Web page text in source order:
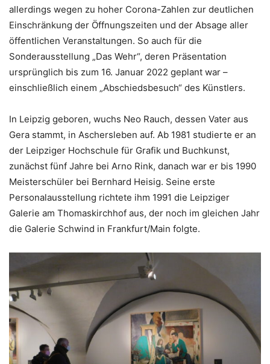
allerdings wegen zu hoher Corona-Zahlen zur deutlichen
Einschränkung der Öffnungszeiten und der Absage aller
öffentlichen Veranstaltungen. So auch für die
Sonderausstellung „Das Wehr“, deren Präsentation
ursprünglich bis zum 16. Januar 2022 geplant war –
einschließlich einem „Abschiedsbesuch“ des Künstlers.
In Leipzig geboren, wuchs Neo Rauch, dessen Vater aus
Gera stammt, in Aschersleben auf. Ab 1981 studierte er an
der Leipziger Hochschule für Grafik und Buchkunst,
zunächst fünf Jahre bei Arno Rink, danach war er bis 1990
Meisterschüler bei Bernhard Heisig. Seine erste
Personalausstellung richtete ihm 1991 die Leipziger
Galerie am Thomaskirchhof aus, der noch im gleichen Jahr
die Galerie Schwind in Frankfurt/Main folgte.